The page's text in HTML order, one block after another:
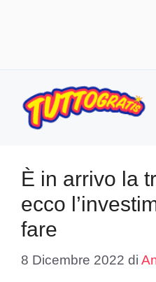
contenuto
È in arrivo la
ecco
fare
8 Dicembre 2022 di